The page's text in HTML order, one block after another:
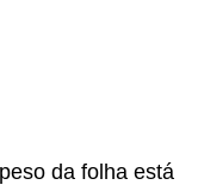
da folha está